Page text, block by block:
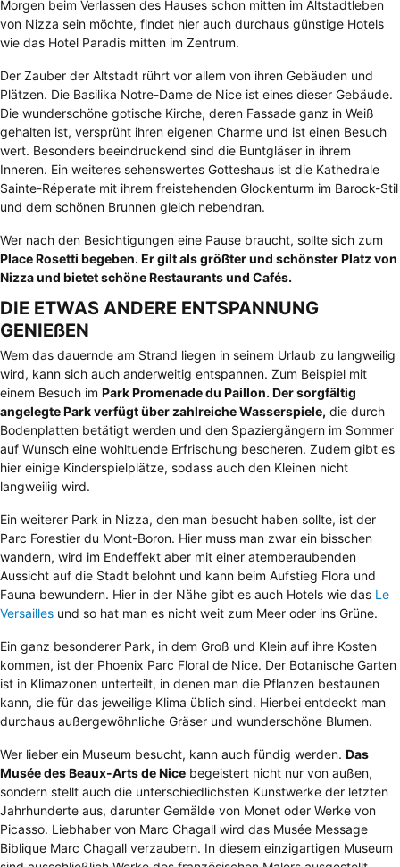
Morgen beim Verlassen des Hauses schon mitten im Altstadtleben
von Nizza sein möchte, findet hier auch durchaus günstige Hotels
wie das Hotel Paradis mitten im Zentrum.
Der Zauber der Altstadt rührt vor allem von ihren Gebäuden und
Plätzen. Die Basilika Notre-Dame de Nice ist eines dieser Gebäude.
Die wunderschöne gotische Kirche, deren Fassade ganz in Weiß
gehalten ist, versprüht ihren eigenen Charme und ist einen Besuch
wert. Besonders beeindruckend sind die Buntgläser in ihrem
Inneren. Ein weiteres sehenswertes Gotteshaus ist die Kathedrale
Sainte-Réperate mit ihrem freistehenden Glockenturm im Barock-Stil
und dem schönen Brunnen gleich nebendran.
Wer nach den Besichtigungen eine Pause braucht, sollte sich zum
Place Rosetti begeben. Er gilt als größter und schönster Platz von
Nizza und bietet schöne Restaurants und Cafés.
DIE ETWAS ANDERE ENTSPANNUNG
GENIEßEN
Wem das dauernde am Strand liegen in seinem Urlaub zu langweilig
wird, kann sich auch anderweitig entspannen. Zum Beispiel mit
einem Besuch im Park Promenade du Paillon. Der sorgfältig
angelegte Park verfügt über zahlreiche Wasserspiele, die durch
Bodenplatten betätigt werden und den Spaziergängern im Sommer
auf Wunsch eine wohltuende Erfrischung bescheren. Zudem gibt es
hier einige Kinderspielplätze, sodass auch den Kleinen nicht
langweilig wird.
Ein weiterer Park in Nizza, den man besucht haben sollte, ist der
Parc Forestier du Mont-Boron. Hier muss man zwar ein bisschen
wandern, wird im Endeffekt aber mit einer atemberaubenden
Aussicht auf die Stadt belohnt und kann beim Aufstieg Flora und
Fauna bewundern. Hier in der Nähe gibt es auch Hotels wie das Le
Versailles und so hat man es nicht weit zum Meer oder ins Grüne.
Ein ganz besonderer Park, in dem Groß und Klein auf ihre Kosten
kommen, ist der Phoenix Parc Floral de Nice. Der Botanische Garten
ist in Klimazonen unterteilt, in denen man die Pflanzen bestaunen
kann, die für das jeweilige Klima üblich sind. Hierbei entdeckt man
durchaus außergewöhnliche Gräser und wunderschöne Blumen.
Wer lieber ein Museum besucht, kann auch fündig werden. Das
Musée des Beaux-Arts de Nice begeistert nicht nur von außen,
sondern stellt auch die unterschiedlichsten Kunstwerke der letzten
Jahrhunderte aus, darunter Gemälde von Monet oder Werke von
Picasso. Liebhaber von Marc Chagall wird das Musée Message
Biblique Marc Chagall verzaubern. In diesem einzigartigen Museum